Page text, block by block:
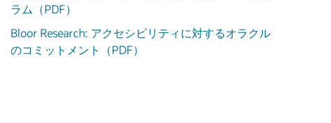
ラム（PDF）
Bloor Research: アクセシビリティに対するオラクル
のコミットメント（PDF）